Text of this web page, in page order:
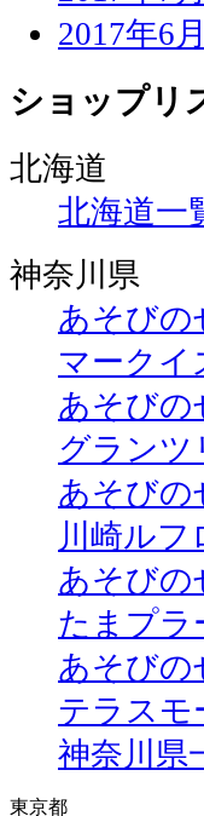
2017年6月
ショップリ
北海道
北海道一
神奈川県
あそびの
マークイ
あそびの
グランツ
あそびの
川崎ルフ
あそびの
たまプラ
あそびの
テラスモ
神奈川県
東京都